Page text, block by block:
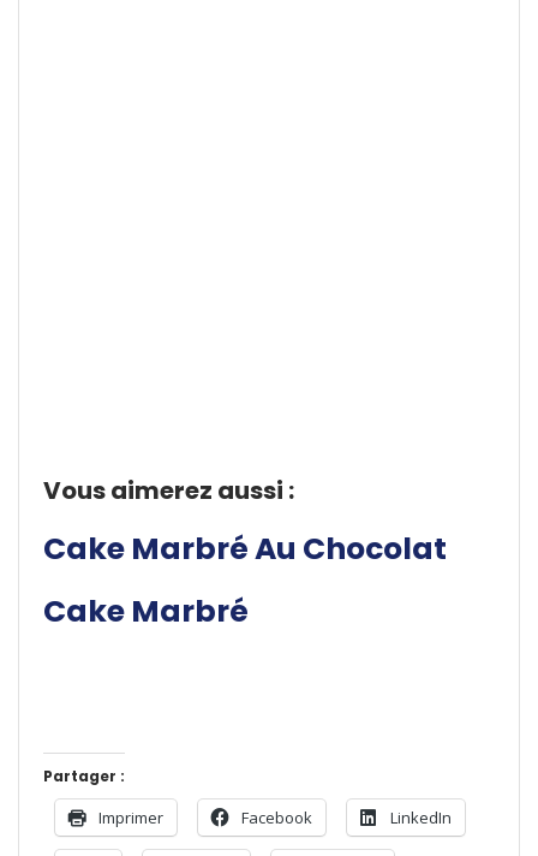
Vous aimerez aussi :
Cake Marbré Au Chocolat
Cake Marbré
Partager :
Imprimer Facebook LinkedIn